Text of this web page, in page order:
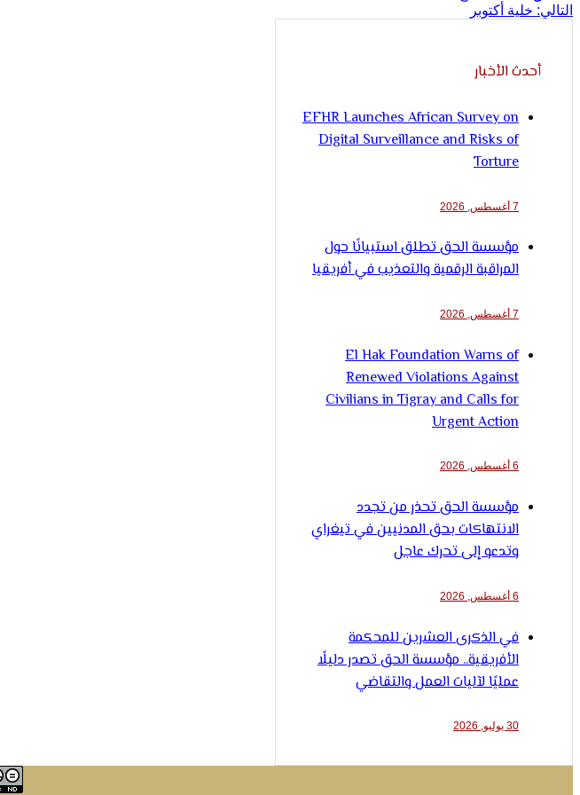
التالي: خلية أكتوبر
أحدث الأخبار
EFHR Launches African Survey on
Digital Surveillance and Risks of
Torture
7 أغسطس, 2026
مؤسسة الحق تطلق استبيانًا حول
المراقبة الرقمية والتعذيب في أفريقيا
7 أغسطس, 2026
El Hak Foundation Warns of
Renewed Violations Against
Civilians in Tigray and Calls for
Urgent Action
6 أغسطس, 2026
مؤسسة الحق تحذر من تجدد
الانتهاكات بحق المدنيين في تيغراي
وتدعو إلى تحرك عاجل
6 أغسطس, 2026
في الذكرى العشرين للمحكمة
الأفريقية.. مؤسسة الحق تصدر دليلًا
عمليًا لآليات العمل والتقاضي
30 يوليو, 2026